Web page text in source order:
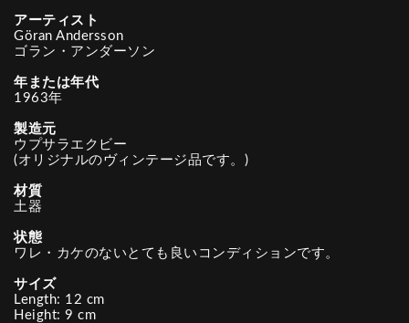
アーティスト
Göran Andersson
ゴラン・アンダーソン
年または年代
1963年
製造元
ウプサラエクビー
(オリジナルのヴィンテージ品です。)
材質
土器
状態
ワレ・カケのないとても良いコンディションです。
サイズ
Length: 12 cm
Height: 9 cm